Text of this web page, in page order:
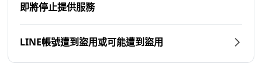
即將停止提供服務
LINE帳號遭到盜用或可能遭到盜用